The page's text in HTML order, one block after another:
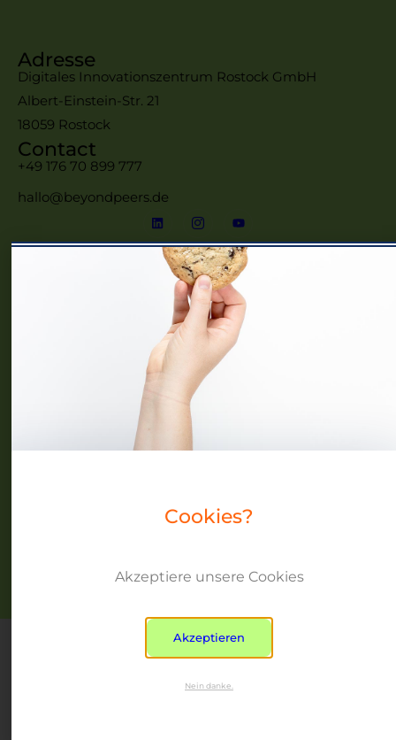
Adresse
Digitales Innovationszentrum Rostock GmbH
Albert-Einstein-Str. 21
18059 Rostock
Contact
+49 176 70 899 777
hallo@beyondpeers.de
Frauennetzwerke MV
Impressum
Cookies?
Akzeptiere unsere Cookies
Akzeptieren
Nein danke.